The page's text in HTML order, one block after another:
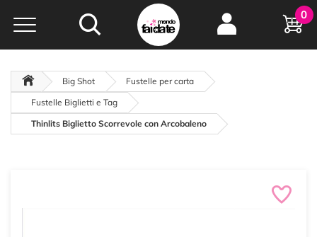
Hobby e
creatività...
oltre 15 anni online
0
Big Shot
Fustelle per carta
Fustelle Biglietti e Tag
Thinlits Biglietto Scorrevole con Arcobaleno